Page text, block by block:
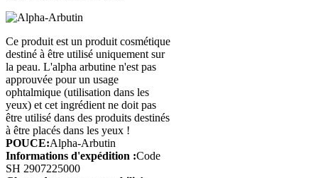
Ce produit est un produit cosmétique
destiné à être utilisé uniquement sur
la peau. L'alpha arbutine n'est pas
approuvée pour un usage
ophtalmique (utilisation dans les
yeux) et cet ingrédient ne doit pas
être utilisé dans des produits destinés
à être placés dans les yeux !
POUCE:Alpha-Arbutin
Informations d'expédition :Code
SH 2907225000